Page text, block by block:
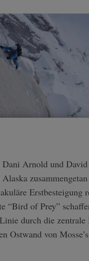
Dani Arnold und
Erstbesteigung
“Bird of Prey”
durch die
Ostwand von